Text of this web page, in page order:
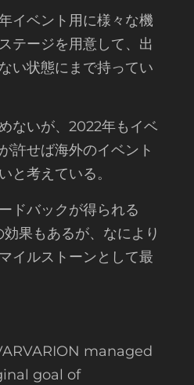
イベント用に様々な機
テージを用意して、出
い状態にまで持ってい
ないが、2022年もイベ
許せば海外のイベント
と考えている。
ドバックが得られる
果もあるが、なにより
イルストーンとして最
managed
goal of